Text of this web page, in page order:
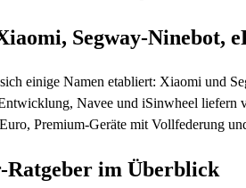
Segway-Ninebot,
einige Namen etabliert: Xiaomi und
Navee und iSinwheel liefern
Premium-Geräte mit Vollfederung
Ratgeber im Überblick